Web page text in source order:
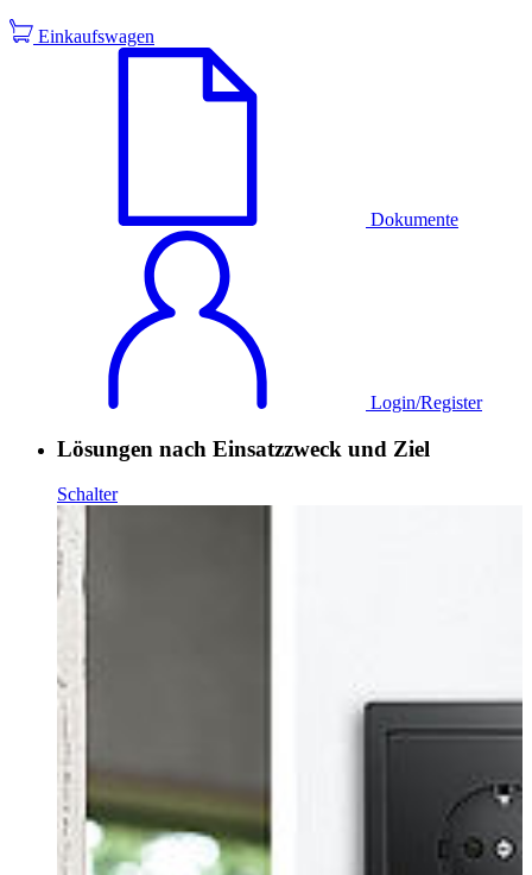
Einkaufswagen
Dokumente
Login/Register
Lösungen nach Einsatzzweck und Ziel
Schalter